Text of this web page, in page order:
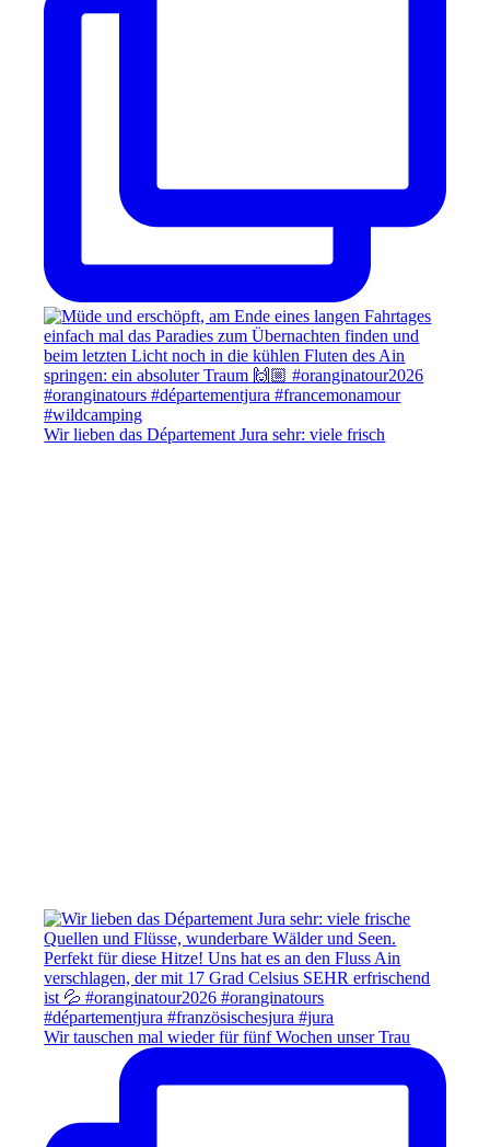
Wir lieben das Département Jura sehr: viele frisch
Wir tauschen mal wieder für fünf Wochen unser Trau